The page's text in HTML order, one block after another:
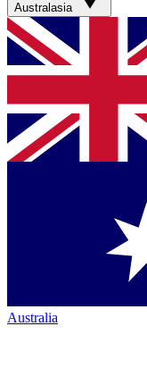
Australasia
Australia